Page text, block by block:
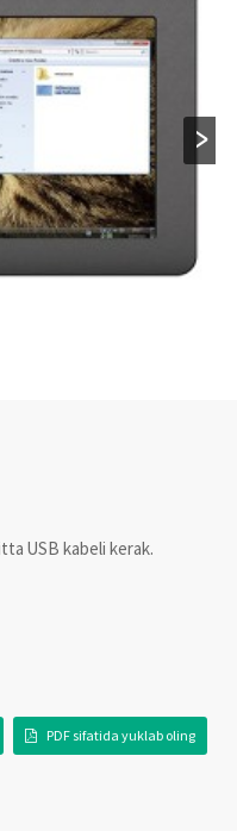
USB kabeli kerak.
PDF sifatida yuklab oling